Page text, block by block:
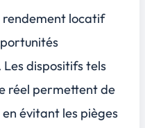
rendement locatif
Les dispositifs tels
réel permettent de
évitant les pièges